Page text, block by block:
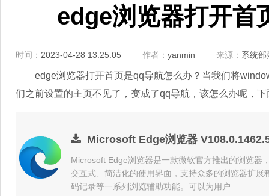
edge浏览器打开首
时间： 2023-04-28 13:25:05 作者： yanmin 来源： 系统部
edge浏览器打开首页是qq导航怎么办？当我们将
们之前设置的主页不见了，变成了qq导航，该怎么办呢，
Microsoft Edge浏览器
Microsoft Edge浏览器是一款微软官方推出的浏览器
交互式、简洁化的使用界面，支持众多的浏览器扩展
码记录等一系列浏览辅助功能。可以为用户...